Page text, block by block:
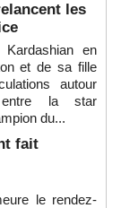
les
en
et de sa fille
autour
entre la star
du...
fait
le rendez-